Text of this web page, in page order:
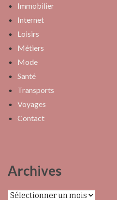
Immobilier
Internet
Loisirs
Métiers
Mode
Santé
Transports
Voyages
Contact
Archives
Archives